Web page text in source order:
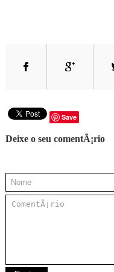
Save
Deixe o seu comentÃ¡rio